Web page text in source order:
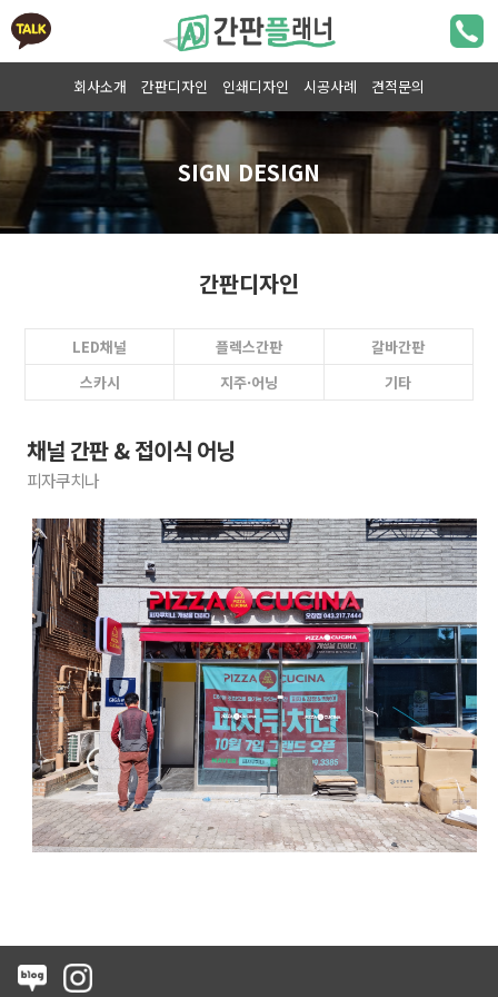
회사소개 간판디자인 인쇄디자인 시공사례 견적문의
간판디자인
LED채널 플렉스간판
갈바간판
스카시
지주·어닝 기타
채널 간판 & 접이식 어닝
피자쿠치나